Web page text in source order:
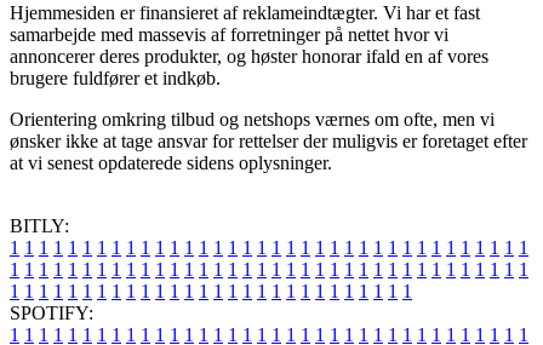
Hjemmesiden er finansieret af reklameindtægter. Vi har et fast
samarbejde med massevis af forretninger på nettet hvor vi
annoncerer deres produkter, og høster honorar ifald en af vores
brugere fuldfører et indkøb.
Orientering omkring tilbud og netshops værnes om ofte, men vi
ønsker ikke at tage ansvar for rettelser der muligvis er foretaget efter
at vi senest opdaterede sidens oplysninger.
BITLY:
1 1 1 1 1 1 1 1 1 1 1 1 1 1 1 1 1 1 1 1 1 1 1 1 1 1 1 1 1 1 1 1 1 1 1 1
1 1 1 1 1 1 1 1 1 1 1 1 1 1 1 1 1 1 1 1 1 1 1 1 1 1 1 1 1 1 1 1 1 1 1 1
1 1 1 1 1 1 1 1 1 1 1 1 1 1 1 1 1 1 1 1 1 1 1 1 1 1 1 1
SPOTIFY:
1 1 1 1 1 1 1 1 1 1 1 1 1 1 1 1 1 1 1 1 1 1 1 1 1 1 1 1 1 1 1 1 1 1 1 1